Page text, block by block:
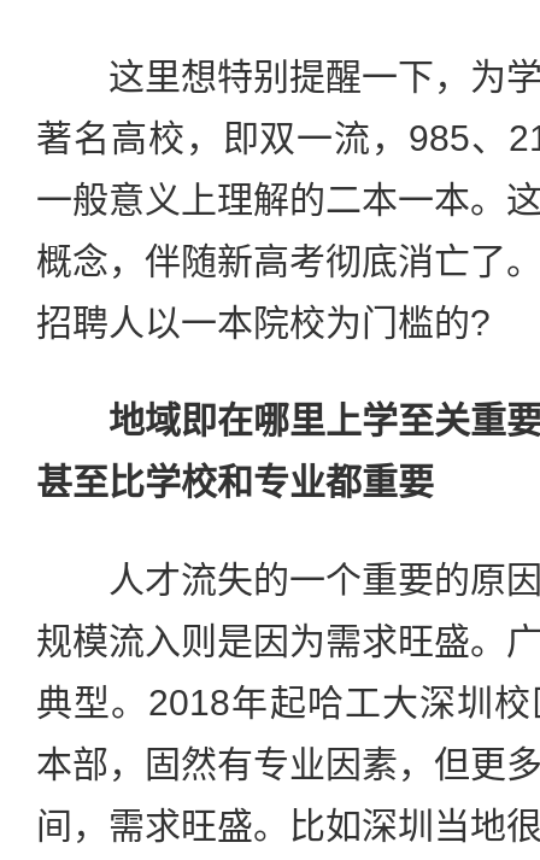
这里想特别提醒一下，为学
著名高校，即双一流，985、
一般意义上理解的二本一本。
概念，伴随新高考彻底消亡了
招聘人以一本院校为门槛的?
地域即在哪里上学至关重
甚至比学校和专业都重要
人才流失的一个重要的原因
规模流入则是因为需求旺盛。
典型。2018年起哈工大深圳
本部，固然有专业因素，但更
间，需求旺盛。比如深圳当地